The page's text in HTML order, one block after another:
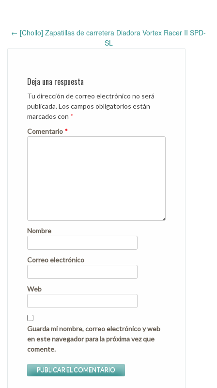
navigation
← [Chollo] Zapatillas de carretera Diadora Vortex Racer II SPD-
SL
Deja una respuesta
Tu dirección de correo electrónico no será
publicada.Los campos obligatorios están
marcados con *
Comentario *
Nombre
Correo electrónico
Web
Guarda mi nombre, correo electrónico y web
en este navegador para la próxima vez que
comente.